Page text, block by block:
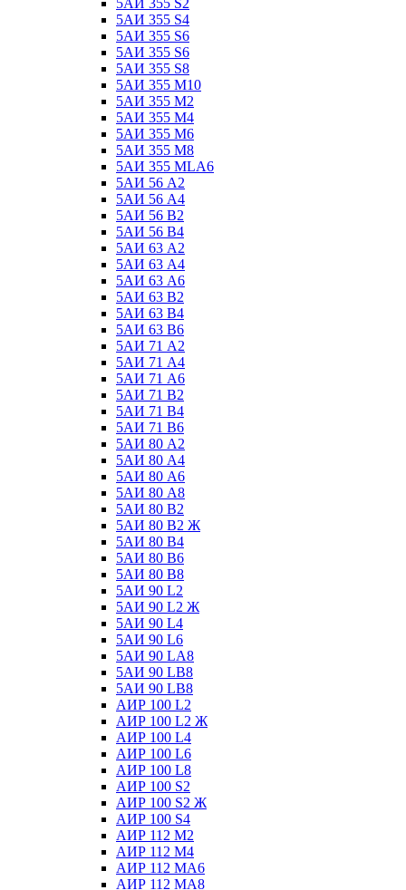
5АИ 355 S2
5АИ 355 S4
5АИ 355 S6
5АИ 355 S6
5АИ 355 S8
5АИ 355 М10
5АИ 355 М2
5АИ 355 М4
5АИ 355 М6
5АИ 355 М8
5АИ 355 МLА6
5АИ 56 А2
5АИ 56 А4
5АИ 56 В2
5АИ 56 В4
5АИ 63 А2
5АИ 63 А4
5АИ 63 А6
5АИ 63 В2
5АИ 63 В4
5АИ 63 В6
5АИ 71 А2
5АИ 71 А4
5АИ 71 А6
5АИ 71 В2
5АИ 71 В4
5АИ 71 В6
5АИ 80 А2
5АИ 80 А4
5АИ 80 А6
5АИ 80 А8
5АИ 80 В2
5АИ 80 В2 Ж
5АИ 80 В4
5АИ 80 В6
5АИ 80 В8
5АИ 90 L2
5АИ 90 L2 Ж
5АИ 90 L4
5АИ 90 L6
5АИ 90 LА8
5АИ 90 LВ8
5АИ 90 LВ8
АИР 100 L2
АИР 100 L2 Ж
АИР 100 L4
АИР 100 L6
АИР 100 L8
АИР 100 S2
АИР 100 S2 Ж
АИР 100 S4
АИР 112 М2
АИР 112 М4
АИР 112 МА6
АИР 112 МА8